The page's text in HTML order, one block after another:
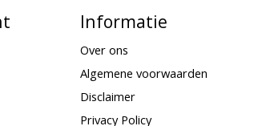
Informatie
Over ons
Algemene voorwaarden
Disclaimer
Privacy Policy